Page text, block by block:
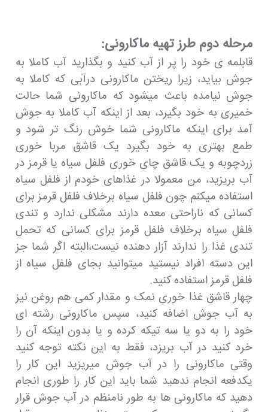
مرحله دوم طرز تهیه ماکارونی:
قابلمه ی خود را پر از آب کنید و بگذارید آب کاملا به
جوش بیاید، زیرا ریختن ماکارونی درآبی که کاملا به
جوش نیامده باعث میشود که ماکارونی شما حالت
خمیری به خود بگیرد، بعد از اینکه آب کاملا به جوش
آمد برای اینکه ماکارونی شما خوش رنگ تر شود و
طمع بهتری به خود بگیرد یک قاشق مربا خوری
زردچوبه و یک قاشق چای خوری فلفل سیاه یا قرمز در
آب بریزید، من معمولا در غذاهای خودم از فلفل سیاه
استفاده میکنم چون فلفل سیاه برخلاف فلفل قرمز برای
کسانی که ناراحتی معده دارند مشکلی ندارد و تندی
فلفل سیاه برخلاف فلفل قرمز برای کسانی که تحمل
تندی غذا را ندارند آزار دهنده نیست،البته اگر شما جز
این دسته افراد نیستید میتوانید بجای فلفل سیاه از
فلفل قرمز استفاده کنید.
چهار قاشق غذا خوری نمک و مقدار کمی هم روغن نیز
به آب جوش اضافه کنید، سپس ماکارونی رشته ای
خود را به دو یا سه تیکه کرده و یا بدون اینکه آن را
خرد کنید در آب بریزد، فقط به این نکته توجه کنید
وقتی ماکارونی را در آب جوش میریزید این کار را
یکدفعه انجام ندهید شما باید این کار را طوری انجام
دهید که ماکارونی ها به طور نامنظم در آب جوش قرار